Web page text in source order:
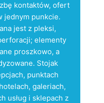
kontaktów, ofert
jednym punkcie.
jest z pleksi,
elementy
proszkowo, a
Stojak
punktach
galeriach,
usług i sklepach z